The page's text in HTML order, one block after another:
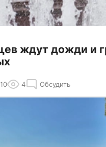
ждут дожди и
4 Обсудить